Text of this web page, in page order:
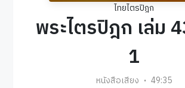
ไทยไตรปิฎก
พระไตรปิฎก เล่ม
1
หนังสือเสียง 49:35